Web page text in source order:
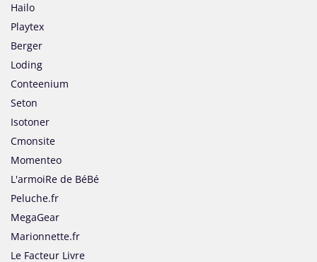
Hailo
Playtex
Berger
Loding
Conteenium
Seton
Isotoner
Cmonsite
Momenteo
L'armoiRe de BéBé
Peluche.fr
MegaGear
Marionnette.fr
Le Facteur Livre